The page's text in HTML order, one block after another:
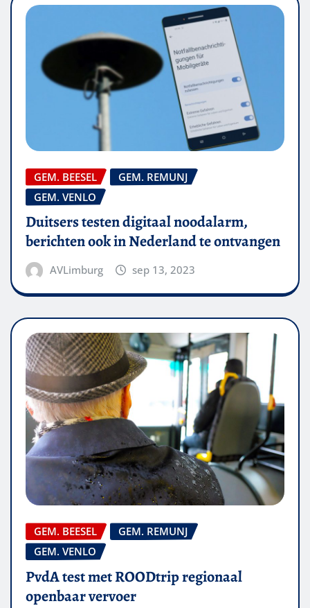
GEM. BEESEL
GEM. REMUNJ
GEM. VENLO
Duitsers testen digitaal noodalarm,
berichten ook in Nederland te ontvangen
AVLimburg sep 13, 2023
GEM. BEESEL
GEM. REMUNJ
GEM. VENLO
PvdA test met ROODtrip regionaal
openbaar vervoer